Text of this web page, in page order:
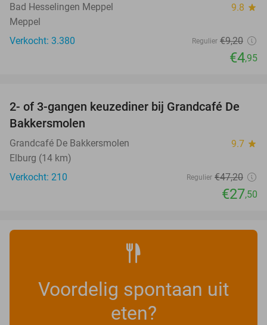
Bad Hesselingen Meppel 9.8 star
Meppel
Verkocht: 3.380
Regulier €9,20
€4,95
42%
2- of 3-gangen keuzediner bij Grandcafé De
Bakkersmolen
Grandcafé De Bakkersmolen 9.7 star
Elburg (14 km)
Verkocht: 210
Regulier €47,20
€27,50
Voordelig spontaan uit
eten?